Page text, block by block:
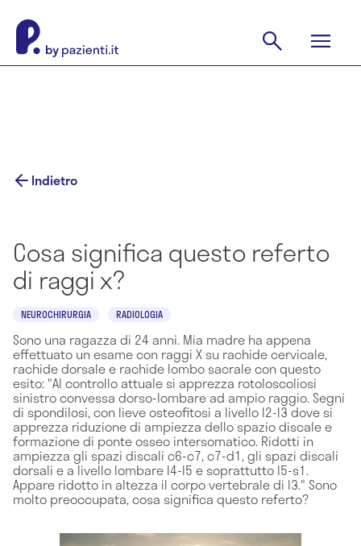
Indietro
Cosa significa questo referto
di raggi x?
NEUROCHIRURGIA RADIOLOGIA
Sono una ragazza di 24 anni. Mia madre ha appena
effettuato un esame con raggi X su rachide cervicale,
rachide dorsale e rachide lombo sacrale con questo
esito: "Al controllo attuale si apprezza rotoloscoliosi
sinistro convessa dorso-lombare ad ampio raggio. Segni
di spondilosi, con lieve osteofitosi a livello l2-l3 dove si
apprezza riduzione di ampiezza dello spazio discale e
formazione di ponte osseo intersomatico. Ridotti in
ampiezza gli spazi discali c6-c7, c7-d1, gli spazi discali
dorsali e a livello lombare l4-l5 e soprattutto l5-s1.
Appare ridotto in altezza il corpo vertebrale di l3." Sono
molto preoccupata, cosa significa questo referto?